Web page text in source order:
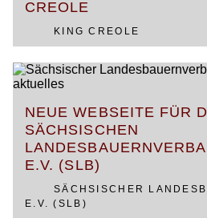
CREOLE
KING CREOLE
NEUE WEBSEITE FÜR
SÄCHSISCHEN
E.V. (SLB)
SÄCHSISCHER
E.V. (SLB)